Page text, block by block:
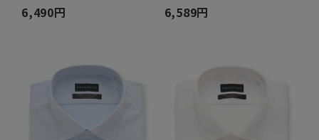
6,490円 6,589円